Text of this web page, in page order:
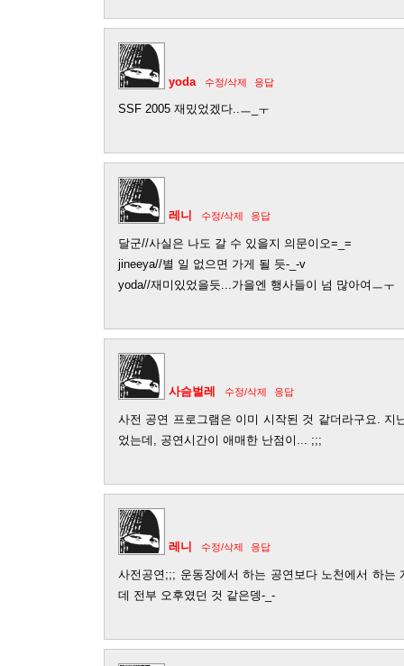
yoda 수정/삭제 응답
SSF 2005 재밌었겠다..ㅡ_ㅜ
레니 수정/삭제 응답
달군//사실은 나도 갈 수 있을지 의문이오=_=
jineeya//별 일 없으면 가게 될 듯-_-v
yoda//재미있었을듯...가을엔 행사들이 넘 많아여ㅡㅜ
사슴벌레 수정/삭제 응답
사전 공연 프로그램은 이미 시작된 것 같더라구요. 지
었는데, 공연시간이 애매한 난점이... ;;;
레니 수정/삭제 응답
사전공연;;; 운동장에서 하는 공연보다 노천에서 하는
데 전부 오후였던 것 같은뎅-_-